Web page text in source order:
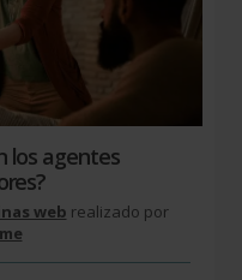
los agentes
web realizado por